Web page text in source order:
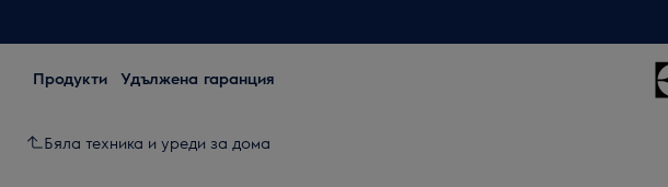
Продукти Удължена гаранция
Бяла техника и уреди за дома